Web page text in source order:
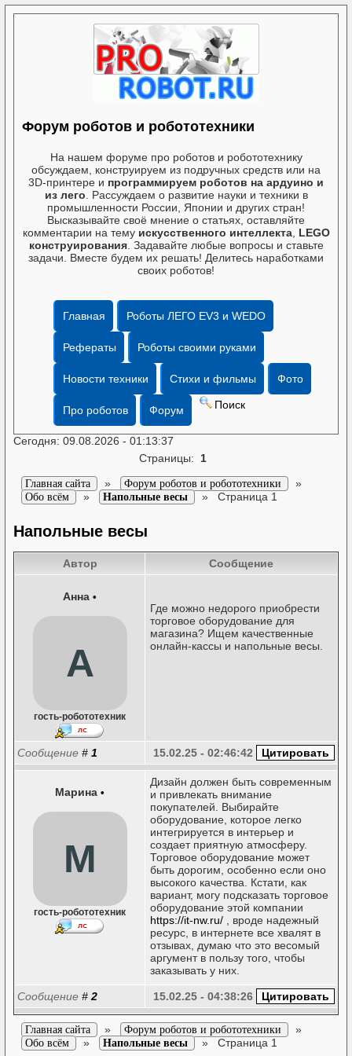
Форум роботов и робототехники
На нашем форуме про роботов и робототехнику
обсуждаем, конструируем из подручных средств или на
3D-принтере и программируем роботов на ардуино и
из лего . Рассуждаем о развитие науки и техники в
промышленности России, Японии и других стран!
Высказывайте своё мнение о статьях, оставляйте
комментарии на тему искусственного интеллекта, LEGO
конструирования. Задавайте любые вопросы и ставьте
задачи. Вместе будем их решать! Делитесь наработками
своих роботов!
Главная Роботы ЛЕГО EV3 и WEDO
Рефераты Роботы своими руками
Новости техники Стихи и фильмы Фото
Про роботов Форум Поиск
Сегодня: 09.08.2026 - 01:13:37
Страницы: 1
Главная сайта » Форум роботов и робототехники »
Обо всём » Напольные весы » Страница 1
Напольные весы
Автор Сообщение
Анна •
А
гость-робототехник
Где можно недорого приобрести
торговое оборудование для
магазина? Ищем качественные
онлайн-кассы и напольные весы.
Сообщение # 1 15.02.25 - 02:46:42
Марина •
М
гость-робототехник
Дизайн должен быть современным
и привлекать внимание
покупателей. Выбирайте
оборудование, которое легко
интегрируется в интерьер и
создает приятную атмосферу.
Торговое оборудование может
быть дорогим, особенно если оно
высокого качества. Кстати, как
вариант, могу подсказать торговое
оборудование этой компании
https://it-nw.ru/ , вроде надежный
ресурс, в интернете все хвалят в
отзывах, думаю что это весомый
аргумент в пользу того, чтобы
заказывать у них.
Сообщение # 2 15.02.25 - 04:38:26
Главная сайта » Форум роботов и робототехники »
Обо всём » Напольные весы » Страница 1